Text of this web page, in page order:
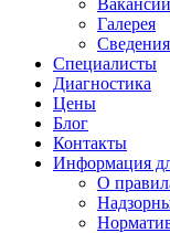
Вакансии
Галерея
Специалисты
Диагностика
Цены
Блог
Контакты
Информация
О